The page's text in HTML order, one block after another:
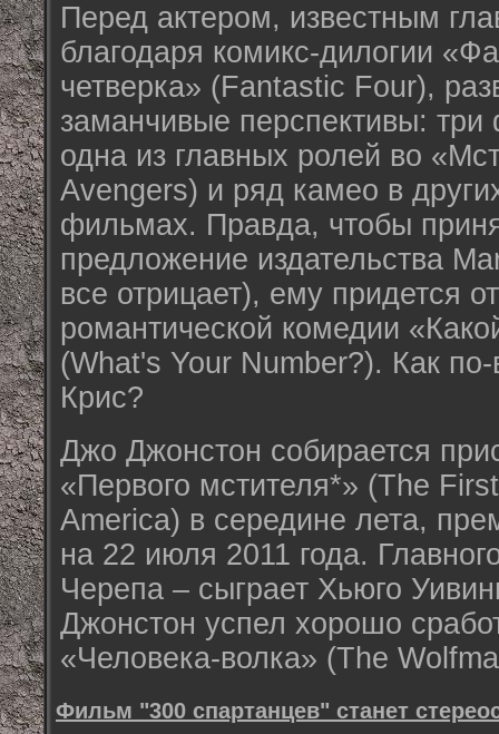
Перед актером, известным
благодаря комикс-дилогии
четверка» (Fantastic Four),
заманчивые перспективы:
одна из главных ролей во
Avengers) и ряд камео в
фильмах. Правда, чтобы
предложение издательства
все отрицает), ему придется
романтической комедии
(What's Your Number?). Как
Крис?
Джо Джонстон собирается
«Первого мстителя*» (The
America) в середине лета,
на 22 июля 2011 года.
Черепа – сыграет Хьюго
Джонстон успел хорошо
«Человека-волка» (The
Фильм "300 спартанцев" станет